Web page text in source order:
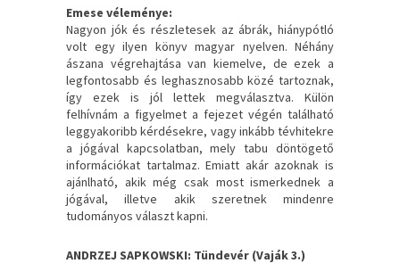
Emese véleménye:
Nagyon jók és részletesek az ábrák, hiánypótló
volt egy ilyen könyv magyar nyelven. Néhány
ászana végrehajtása van kiemelve, de ezek a
legfontosabb és leghasznosabb közé tartoznak,
így ezek is jól lettek megválasztva. Külön
felhívnám a figyelmet a fejezet végén található
leggyakoribb kérdésekre, vagy inkább tévhitekre
a jógával kapcsolatban, mely tabu döntögető
információkat tartalmaz. Emiatt akár azoknak is
ajánlható, akik még csak most ismerkednek a
jógával, illetve akik szeretnek mindenre
tudományos választ kapni.
ANDRZEJ SAPKOWSKI: Tündevér (Vaják 3.)